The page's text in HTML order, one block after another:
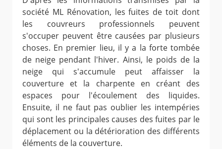
société ML Rénovation, les fuites de toit dont
les couvreurs professionnels peuvent
s'occuper peuvent être causées par plusieurs
choses. En premier lieu, il y a la forte tombée
de neige pendant l'hiver. Ainsi, le poids de la
neige qui s'accumule peut affaisser la
couverture et la charpente en créant des
espaces pour l'écoulement des liquides.
Ensuite, il ne faut pas oublier les intempéries
qui sont les principales causes des fuites par le
déplacement ou la détérioration des différents
éléments de la couverture.